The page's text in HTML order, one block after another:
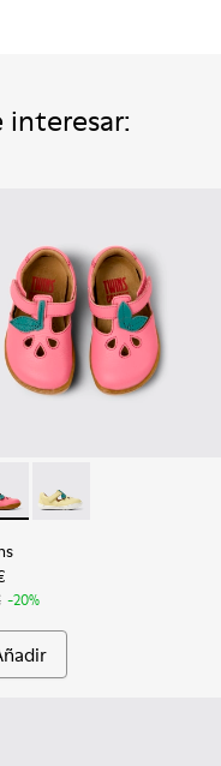
interesar:
- K800679-002 -
Twins - K800679-
-20%